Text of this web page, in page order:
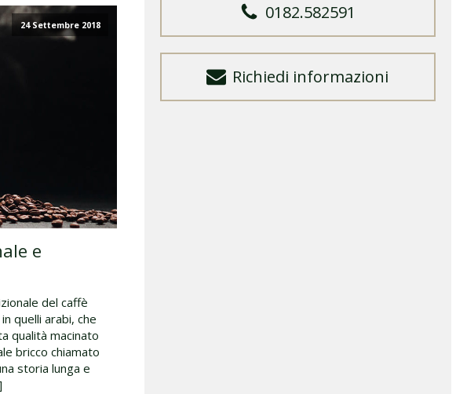
24 Settembre 2018
e
del caffè
quelli arabi, che
qualità macinato
bricco chiamato
storia lunga e
0182.582591
Richiedi informazioni